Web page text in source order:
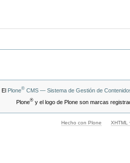
El Plone®CMS — Sistema de Gestión de
Plone®y el logo de Plone son marcas
Hecho con Plone XHTML